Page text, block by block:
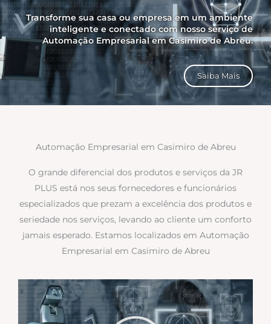
Transforme sua casa ou empresa em um ambiente
inteligente e conectado com nosso serviço de
Automação Empresarial em Casimiro de Abreu.
Saiba Mais
Automação Empresarial em Casimiro de Abreu
O grande diferencial dos produtos e serviços da JR
PLUS está nos seus fornecedores e funcionários
especializados que prezam a excelência dos produtos e
seriedade nos serviços, levando ao cliente um conforto
jamais esperado. Estamos localizados em Automação
Empresarial em Casimiro de Abreu